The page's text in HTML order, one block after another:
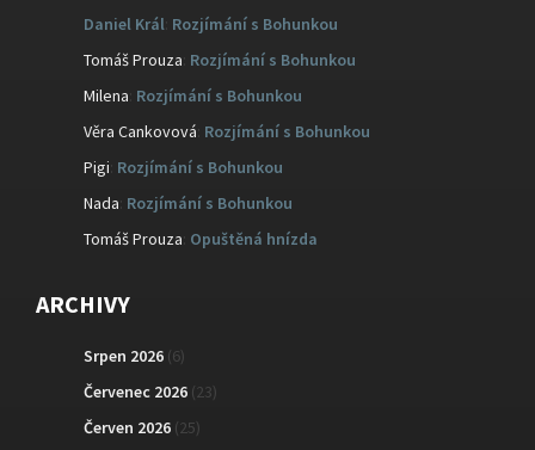
Daniel Král Rozjímání s Bohunkou
Tomáš Prouza Rozjímání s Bohunkou
Milena Rozjímání s Bohunkou
Věra Cankovová Rozjímání s Bohunkou
Pigi Rozjímání s Bohunkou
Nada: Rozjímání s Bohunkou
Tomáš Prouza: Opuštěná hnízda
ARCHIVY
Srpen 2026 (6)
Červenec 2026 (23)
Červen 2026 (25)